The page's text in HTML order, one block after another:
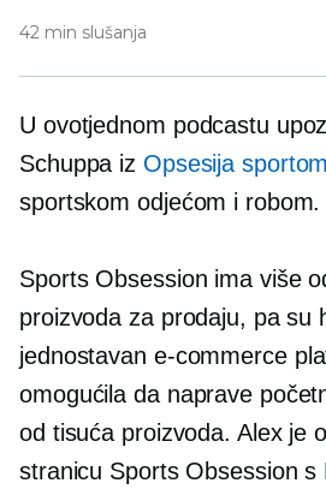
42 min slušanja
U ovotjednom podcastu
Schuppa iz Opsesija sportom
sportskom odjećom i robom.
Sports Obsession ima više
proizvoda za prodaju, pa su
jednostavan e-commerce
omogućila da naprave
od tisuća proizvoda. Alex je
stranicu Sports Obsession s